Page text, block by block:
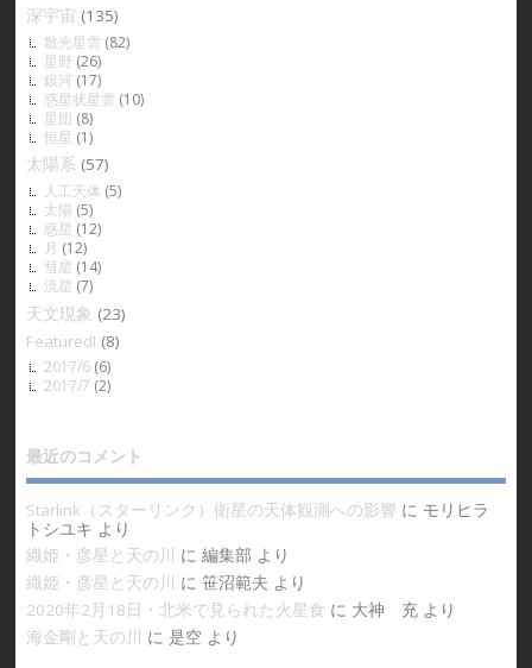
深宇宙 (135)
散光星雲 (82)
星野 (26)
銀河 (17)
惑星状星雲 (10)
星団 (8)
恒星 (1)
太陽系 (57)
人工天体 (5)
太陽 (5)
惑星 (12)
月 (12)
彗星 (14)
流星 (7)
天文現象 (23)
Featured! (8)
2017/6(6)
2017/7 (2)
最近のコメント
Starlink（スターリンク）衛星の天体観測への影響 に モリヒラ
トシユキ より
織姫・彦星と天の川
に 編集部 より
織姫・彦星と天の川
に 笹沼範夫 より
2020年2月18日・北米で見られた火星食 に 大神 充より
海金剛と天の川
に 是空より